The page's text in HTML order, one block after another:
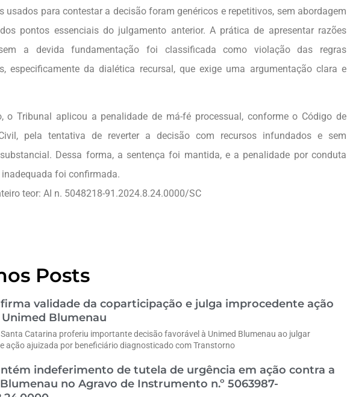
usados para contestar a decisão foram genéricos e repetitivos, sem abordagem
pontos essenciais do julgamento anterior. A prática de apresentar razões
a devida fundamentação foi classificada como violação das regras
especificamente da dialética recursal, que exige uma argumentação clara e
o Tribunal aplicou a penalidade de má-fé processual, conforme o Código de
pela tentativa de reverter a decisão com recursos infundados e sem
Dessa forma, a sentença foi mantida, e a penalidade por conduta
inadequada foi confirmada.
teor: AI n. 5048218-91.2024.8.24.0000/SC
Posts
validade da coparticipação e julga improcedente ação
Blumenau
Catarina proferiu importante decisão favorável à Unimed Blumenau ao julgar
ação ajuizada por beneficiário diagnosticado com Transtorno
indeferimento de tutela de urgência em ação contra a
no Agravo de Instrumento n.º 5063987-